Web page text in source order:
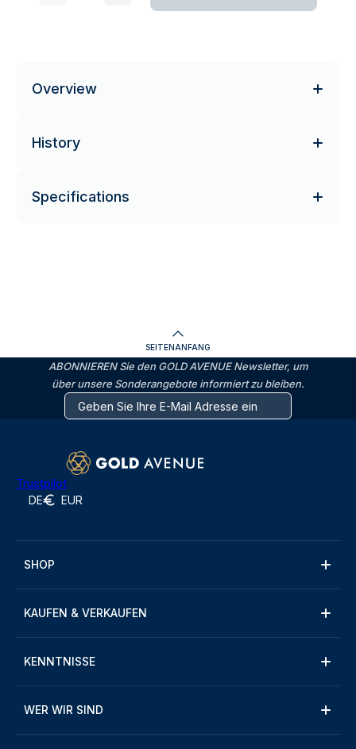
Overview
History
Specifications
SEITENANFANG
ABONNIEREN Sie den GOLD AVENUE Newsletter, um
über unsere Sonderangebote informiert zu bleiben.
Trustpilot
DE EUR
SHOP
KAUFEN & VERKAUFEN
KENNTNISSE
WER WIR SIND